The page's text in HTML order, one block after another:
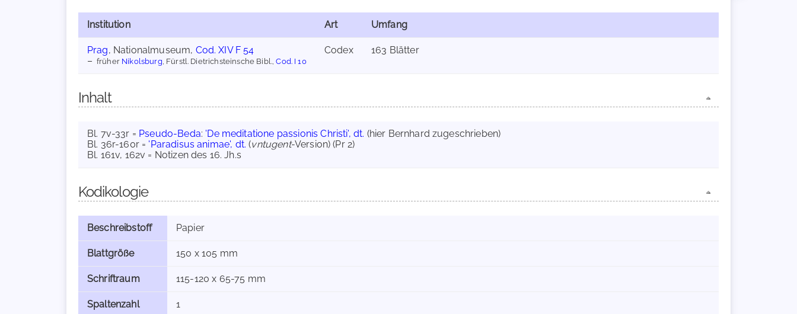
Institution Art Umfang
Prag, Nationalmuseum, Cod. XIV F 54
früher Nikolsburg , Fürstl. Dietrichsteinsche Bibl.,Cod. I 10
Codex 163 Blätter
Inhalt
Bl. 7v-33r = Pseudo-Beda: 'De meditatione passionis Christi', dt. (hier Bernhard zugeschrieben)
Bl. 36r-160r = 'Paradisus animae', dt. (vntugent-Version) (Pr 2)
Bl. 161v, 162v = Notizen des 16. Jh.s
Kodikologie
Beschreibstoff Papier
Blattgröße 150 x 105 mm
Schriftraum 115-120 x 65-75 mm
Spaltenzahl 1